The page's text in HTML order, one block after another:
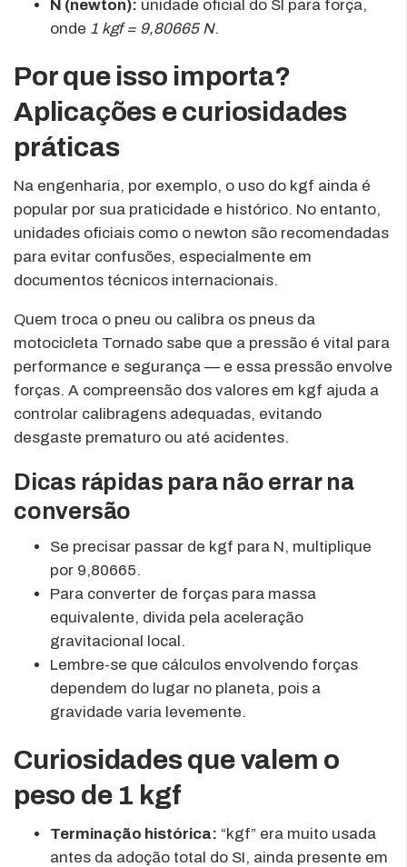
N (newton): unidade oficial do SI para força,
onde 1 kgf = 9,80665 N.
Por que isso importa?
Aplicações e curiosidades
práticas
Na engenharia, por exemplo, o uso do kgf ainda é
popular por sua praticidade e histórico. No entanto,
unidades oficiais como o newton são recomendadas
para evitar confusões, especialmente em
documentos técnicos internacionais.
Quem troca o pneu ou calibra os pneus da
motocicleta Tornado sabe que a pressão é vital para
performance e segurança — e essa pressão envolve
forças. A compreensão dos valores em kgf ajuda a
controlar calibragens adequadas, evitando
desgaste prematuro ou até acidentes.
Dicas rápidas para não errar na
conversão
Se precisar passar de kgf para N, multiplique
por 9,80665.
Para converter de forças para massa
equivalente, divida pela aceleração
gravitacional local.
Lembre-se que cálculos envolvendo forças
dependem do lugar no planeta, pois a
gravidade varia levemente.
Curiosidades que valem o
peso de 1 kgf
Terminação histórica: “kgf” era muito usada
antes da adoção total do SI, ainda presente em